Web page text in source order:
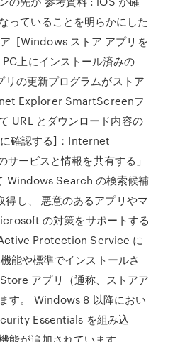
っていることを明らかにした
[Windows ストア アプリを
上にインストール済みの
の更新プログラムがストア
Explorer SmartScreenフ
URL とダウンロード内容の
確認する]：Internet
ービスと情報を共有する」
Windows Search の検索候補
得し、 悪意のあるアプリやマ
の対策をサポートする
Protection Service に
能や標準でインストールさ
アプリ（通称、ストアア
す。 Windows 8 以降におい
Essentials を組み込
能が追加されています。